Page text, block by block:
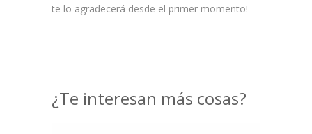
te lo agradecerá desde el primer momento!
¿Te interesan más cosas?